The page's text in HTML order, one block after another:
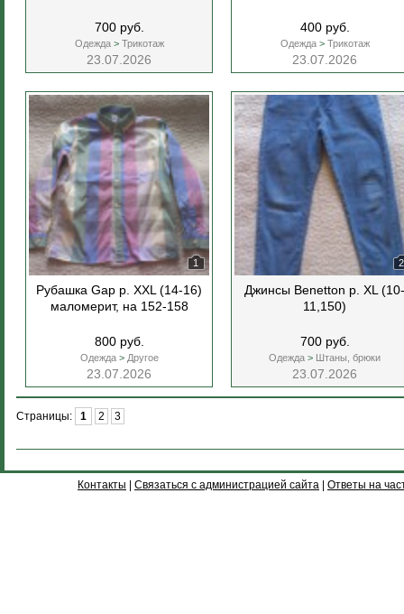
700 руб.
Одежда >Трикотаж
23.07.2026
400 руб.
Одежда >Трикотаж
23.07.2026
1
Рубашка Gap р. XXL (14-16)
маломерит, на 152-158
800 руб.
Одежда >Другое
23.07.2026
2
Джинсы Benetton р. XL (10-
11,150)
700 руб.
Одежда > Штаны, брюки
23.07.2026
Страницы: 1 2 3
Контакты Связаться с администрацией сайта Ответы на